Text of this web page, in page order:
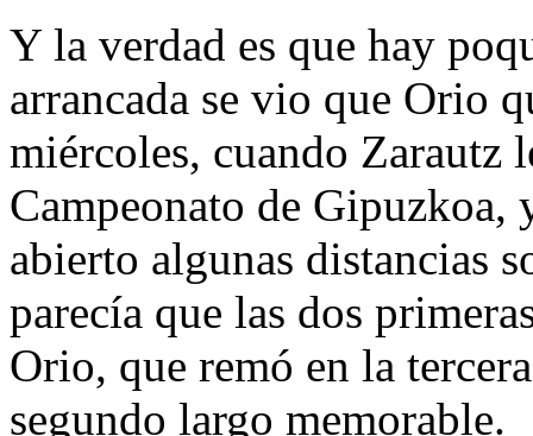
Y la verdad es que hay
arrancada se vio que Orio
miércoles, cuando Zarautz
Campeonato de
abierto algunas distancias
parecía que las dos
Orio, que remó en la
segundo largo memorable.